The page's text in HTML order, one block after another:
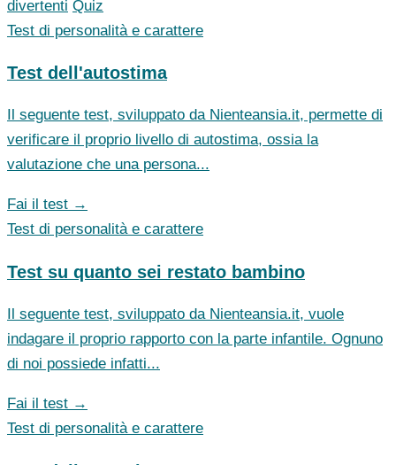
divertenti Quiz
Test di personalità e carattere
Test dell'autostima
Il seguente test, sviluppato da Nienteansia.it, permette di
verificare il proprio livello di autostima, ossia la
valutazione che una persona...
Fai il test →
Test di personalità e carattere
Test su quanto sei restato bambino
Il seguente test, sviluppato da Nienteansia.it, vuole
indagare il proprio rapporto con la parte infantile. Ognuno
di noi possiede infatti...
Fai il test →
Test di personalità e carattere